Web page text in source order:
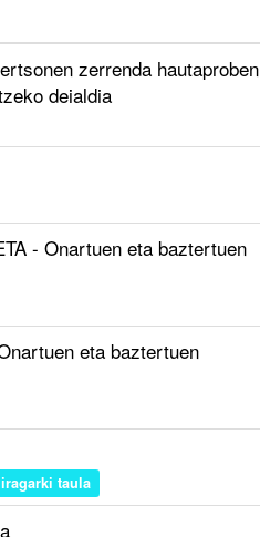
zerrenda hautaproben
deialdia
- Onartuen eta baztertuen
eta baztertuen
iragarki taula